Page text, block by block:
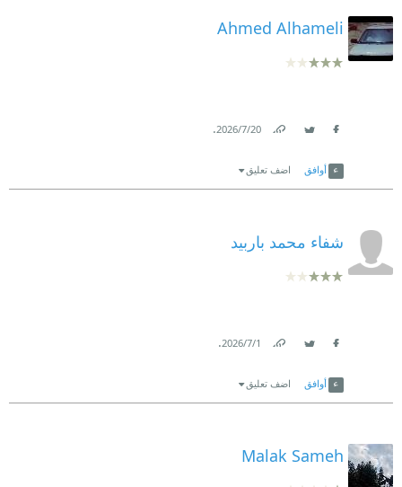
Ahmed Alhameli
20‏/7‏/2026
.
أوافق اضف تعليق
شفاء محمد باربيد
1‏/7‏/2026
.
أوافق اضف تعليق
Malak Sameh